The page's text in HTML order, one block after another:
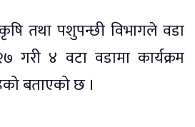
तथा पशुपन्छी विभागले वडा
गरी ४ वटा वडामा कार्यक्रम
बताएको छ ।